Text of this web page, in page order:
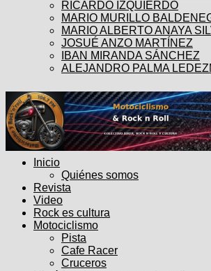
RICARDO IZQUIERDO
MARIO MURILLO
MARIO ALBERTO ANAYA
JOSUÉ ANZO MARTÍNEZ
IBAN MIRANDA SÁNCHEZ
ALEJANDRO PALMA
Inicio
Quiénes somos
Revista
Video
Rock es cultura
Motociclismo
Pista
Cafe Racer
Cruceros